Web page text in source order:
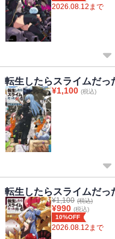
2026.08.12 まで
転生したらスライムだっ
¥1,100 (税込)
転生したらスライムだっ
¥1,100 (税込)
¥990 (税込)
10%OFF
2026.08.12 まで